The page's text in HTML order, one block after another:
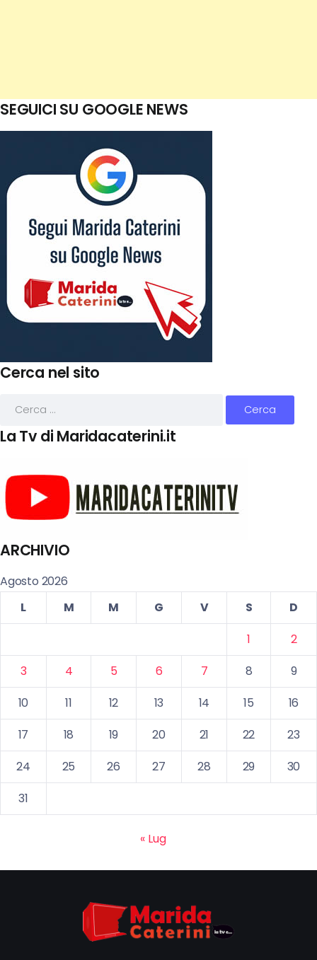
SEGUICI SU GOOGLE NEWS
Cerca nel sito
La Tv di Maridacaterini.it
ARCHIVIO
Agosto 2026
L
M M G V S
D
1
2
3
4 5 6 7 8
9
10
11 12 13 14 15
16
17
18 19 20 21 22
23
24
25 26 27 28 29
30
31
« Lug